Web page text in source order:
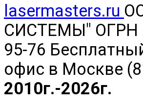
lasermasters.ru
СИСТЕМЫ" ОГРН
95-76
офис в Москве
2010г.-2026г.